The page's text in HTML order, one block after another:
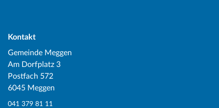
Kontakt
Gemeinde Meggen
Am Dorfplatz 3
Postfach 572
6045 Meggen
041 379 81 11